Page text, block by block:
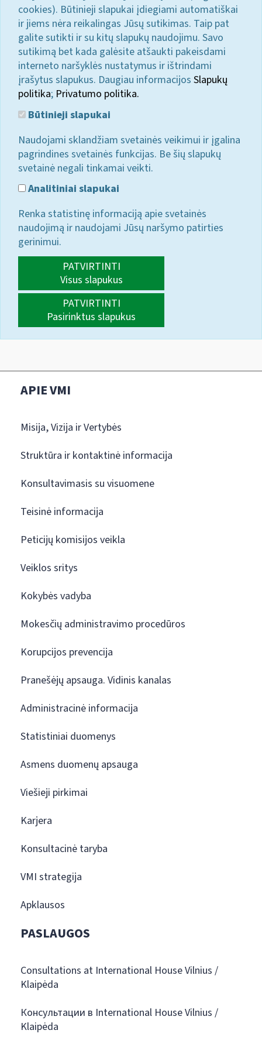
cookies). Būtinieji slapukai įdiegiami automatiškai
ir jiems nėra reikalingas Jūsų sutikimas. Taip pat
galite sutikti ir su kitų slapukų naudojimu. Savo
sutikimą bet kada galėsite atšaukti pakeisdami
interneto naršyklės nustatymus ir ištrindami
įrašytus slapukus. Daugiau informacijos Slapukų
politika; Privatumo politika.
Būtinieji slapukai
Naudojami sklandžiam svetainės veikimui ir įgalina
pagrindines svetainės funkcijas. Be šių slapukų
svetainė negali tinkamai veikti.
Analitiniai slapukai
Renka statistinę informaciją apie svetainės
naudojimą ir naudojami Jūsų naršymo patirties
gerinimui.
PATVIRTINTI
Visus slapukus
PATVIRTINTI
Pasirinktus slapukus
APIE VMI
Misija, Vizija ir Vertybės
Struktūra ir kontaktinė informacija
Konsultavimasis su visuomene
Teisinė informacija
Peticijų komisijos veikla
Veiklos sritys
Kokybės vadyba
Mokesčių administravimo procedūros
Korupcijos prevencija
Pranešėjų apsauga. Vidinis kanalas
Administracinė informacija
Statistiniai duomenys
Asmens duomenų apsauga
Viešieji pirkimai
Karjera
Konsultacinė taryba
VMI strategija
Apklausos
PASLAUGOS
Consultations at International House Vilnius /
Klaipėda
Консультации в International House Vilnius /
Klaipėda